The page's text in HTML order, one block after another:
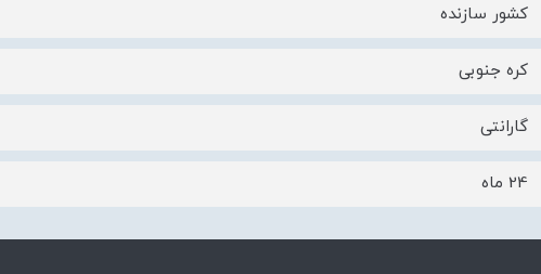
کشور سازنده
کره جنوبی
گارانتی
24 ماه